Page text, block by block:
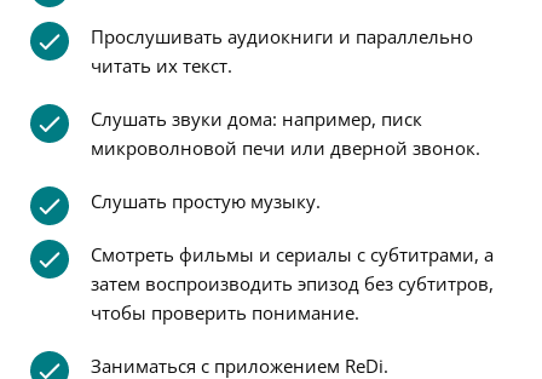
Прослушивать аудиокниги и параллельно
читать их текст.
Слушать звуки дома: например, писк
микроволновой печи или дверной звонок.
Слушать простую музыку.
Смотреть фильмы и сериалы с субтитрами, а
затем воспроизводить эпизод без субтитров,
чтобы проверить понимание.
Заниматься с приложением ReDi.